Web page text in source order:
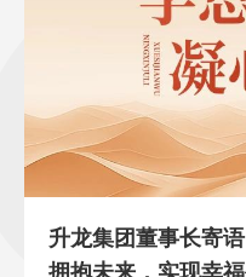
升龙集团董事长寄
拥抱未来，实现幸